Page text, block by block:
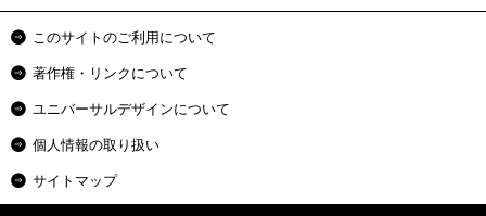
このサイトのご利用について
著作権・リンクについて
ユニバーサルデザインについて
個人情報の取り扱い
サイトマップ